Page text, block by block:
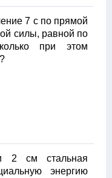
7 с по прямой
силы, равной по
при этом
2 см стальная
энергию